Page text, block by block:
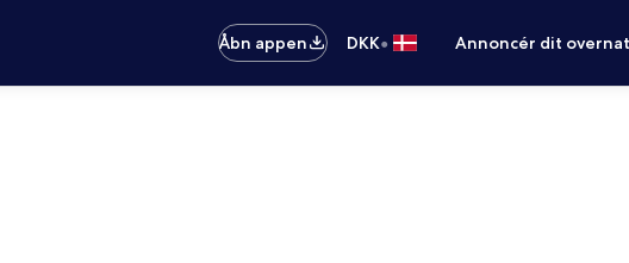
Åbn appen
DKK• Annoncér dit